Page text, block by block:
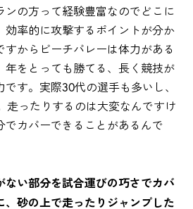
ンの方って経験豊富なのでどこに
効率的に攻撃するポイントが分か
すからビーチバレーは体力がある
年をとっても勝てる、長く競技が
す。実際30代の選手も多いし、
走ったりするのは大変なんですけ
でカバーできることがあるんで
い部分を試合運びの巧さでカバ
、砂の上で走ったりジャンプした